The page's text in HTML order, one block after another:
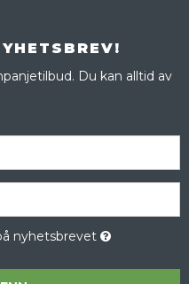
Du kan alltid av
nyhetsbrevet